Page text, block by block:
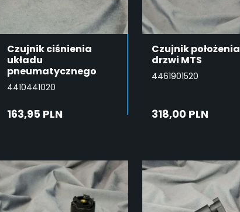
Czujnik ciśnienia
układu
pneumatycznego
4410441020
163,95 PLN
KOSZYKA
Czujnik położenia
drzwi MTS
4461901520
318,00 PLN
KOSZYKA